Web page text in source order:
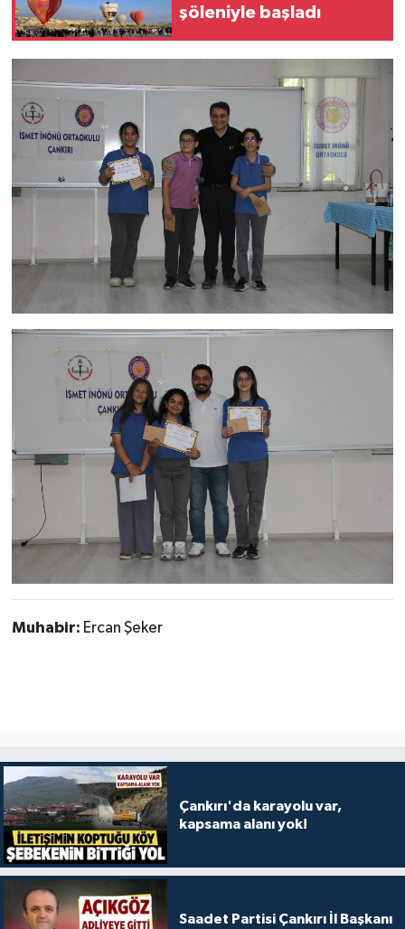
şöleniyle başladı
Muhabir: Ercan Şeker
Çankırı'da karayolu var,
kapsama alanı yok!
Saadet Partisi Çankırı İl Başkanı